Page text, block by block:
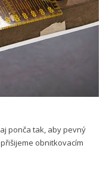
ponča tak, aby pevný
obnit­kovacím